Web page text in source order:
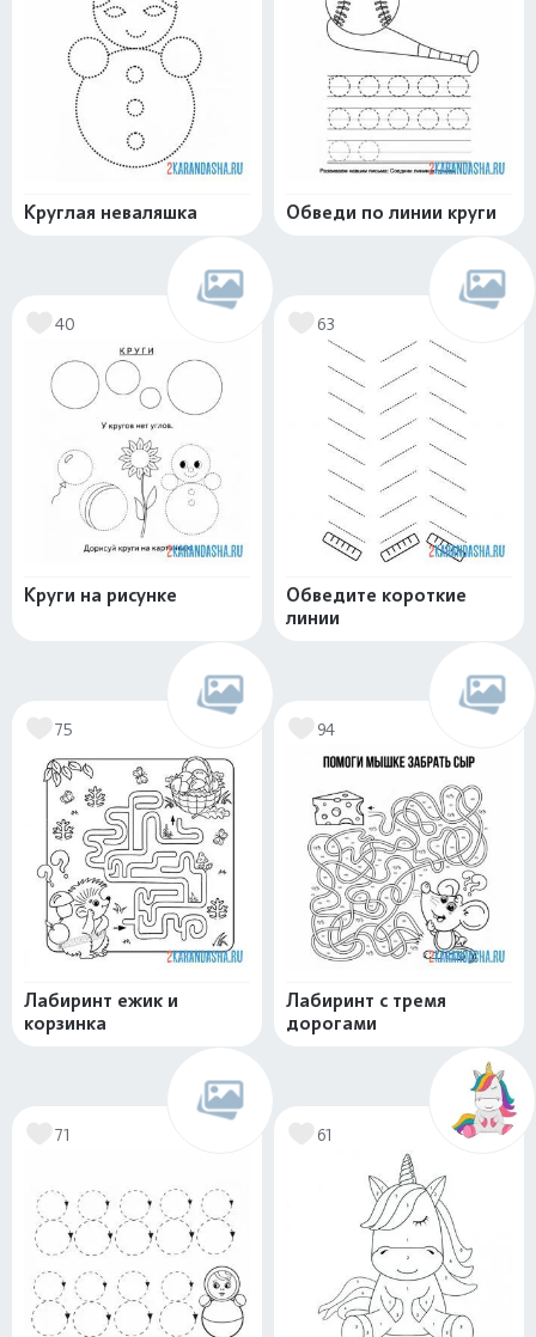
Круглая неваляшка Обведи по линии круги
40
Круги на рисунке
63
Обведите короткие
линии
75
Лабиринт ежик и
корзинка
94
Лабиринт с тремя
дорогами
71 61